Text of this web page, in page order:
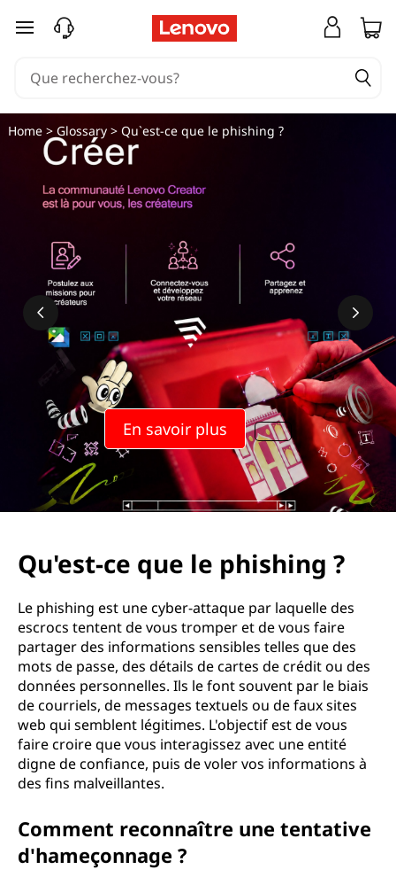
Q
e
e
h
n
passer au contenu principal
En savoir plus
Home> Glossary> Qu`est-ce que le phishing ?
Qu'est-ce que le phishing ?
Le phishing est une cyber-attaque par laquelle des
escrocs tentent de vous tromper et de vous faire
partager des informations sensibles telles que des
mots de passe, des détails de cartes de crédit ou des
données personnelles. Ils le font souvent par le biais
de courriels, de messages textuels ou de faux sites
web qui semblent légitimes. L'objectif est de vous
faire croire que vous interagissez avec une entité
digne de confiance, puis de voler vos informations à
des fins malveillantes.
Comment reconnaître une tentative
d'hameçonnage ?